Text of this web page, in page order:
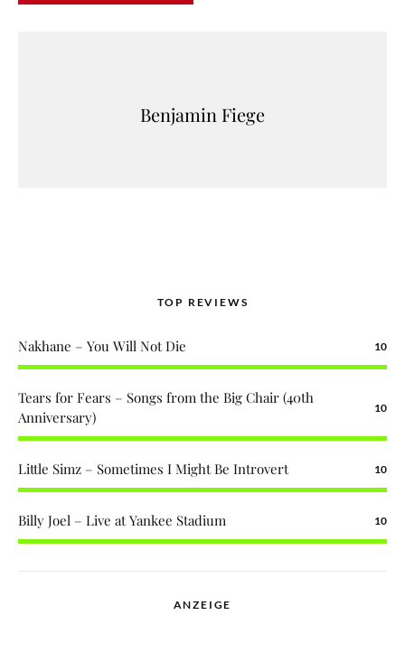
Benjamin Fiege
TOP REVIEWS
Nakhane – You Will Not Die 10
Tears for Fears – Songs from the Big Chair (40th
Anniversary)
10
Little Simz – Sometimes I Might Be Introvert 10
Billy Joel – Live at Yankee Stadium 10
ANZEIGE